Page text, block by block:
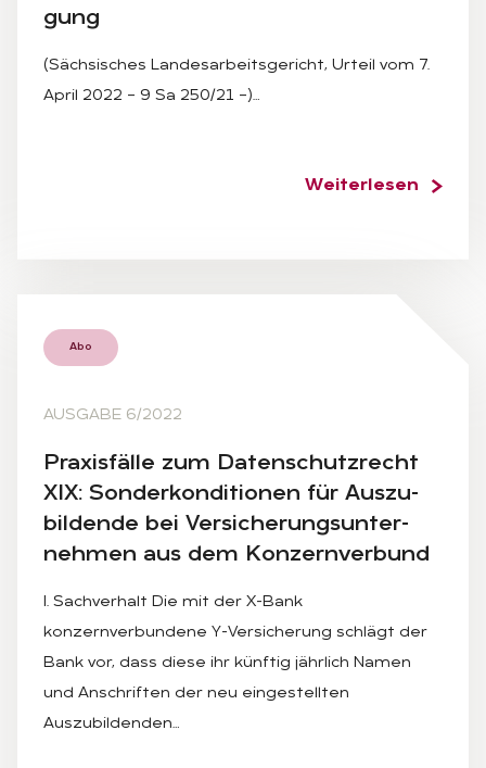
gung
(Sächsisches Landesarbeitsgericht, Urteil vom 7.
April 2022 – 9 Sa 250/21 –)…
Weiterlesen
Abo
AUSGABE 6/2022
Pra­xis­fäl­le zum Da­ten­schutz­recht
XIX: Son­der­kon­di­tio­nen für Aus­zu­
bil­den­de bei Ver­si­che­rungs­un­ter­
neh­men aus dem Kon­zern­ver­bund
I. Sachverhalt Die mit der X-Bank
konzernverbundene Y-Versicherung schlägt der
Bank vor, dass diese ihr künftig jährlich Namen
und Anschriften der neu eingestellten
Auszubildenden…